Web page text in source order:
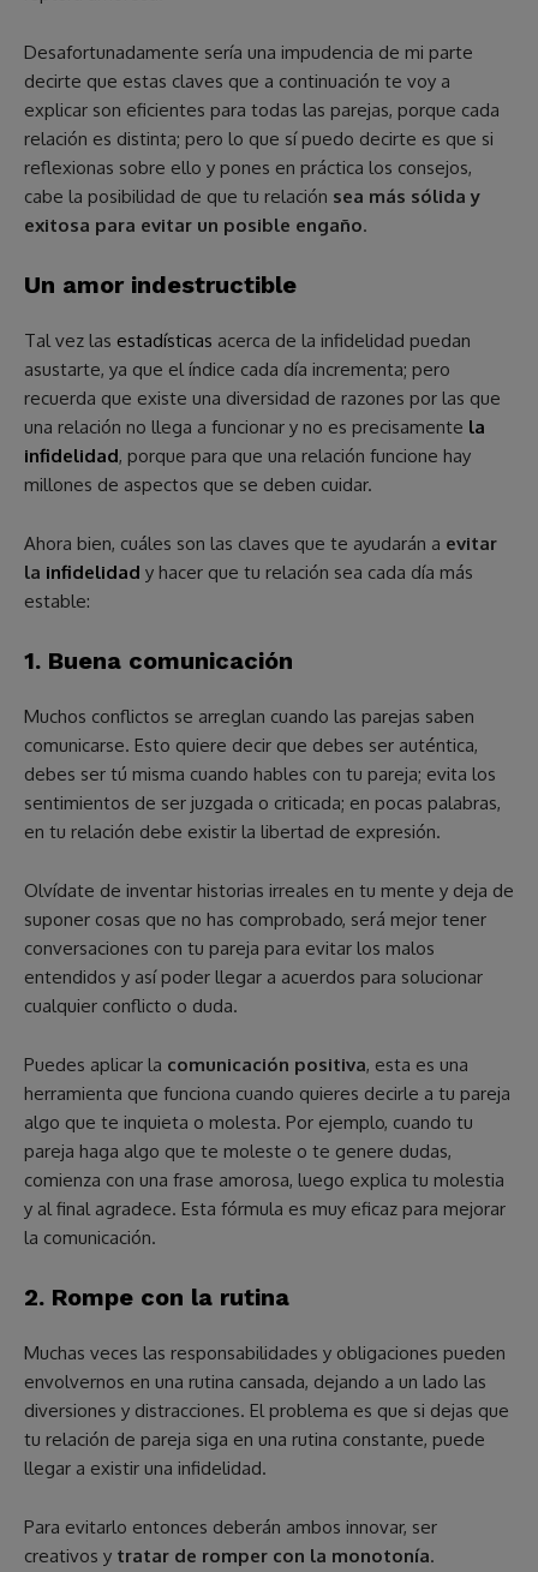
Desafortunadamente sería una impudencia de mi parte
decirte que estas claves que a continuación te voy a
explicar son eficientes para todas las parejas, porque cada
relación es distinta; pero lo que sí puedo decirte es que si
reflexionas sobre ello y pones en práctica los consejos,
cabe la posibilidad de que tu relación sea más sólida y
exitosa para evitar un posible engaño.
Un amor indestructible
Tal vez las estadísticas acerca de la infidelidad puedan
asustarte, ya que el índice cada día incrementa; pero
recuerda que existe una diversidad de razones por las que
una relación no llega a funcionar y no es precisamente la
infidelidad, porque para que una relación funcione hay
millones de aspectos que se deben cuidar.
Ahora bien, cuáles son las claves que te ayudarán a evitar
la infidelidad y hacer que tu relación sea cada día más
estable:
1. Buena comunicación
Muchos conflictos se arreglan cuando las parejas saben
comunicarse. Esto quiere decir que debes ser auténtica,
debes ser tú misma cuando hables con tu pareja; evita los
sentimientos de ser juzgada o criticada; en pocas palabras,
en tu relación debe existir la libertad de expresión.
Olvídate de inventar historias irreales en tu mente y deja de
suponer cosas que no has comprobado, será mejor tener
conversaciones con tu pareja para evitar los malos
entendidos y así poder llegar a acuerdos para solucionar
cualquier conflicto o duda.
Puedes aplicar la comunicación positiva, esta es una
herramienta que funciona cuando quieres decirle a tu pareja
algo que te inquieta o molesta. Por ejemplo, cuando tu
pareja haga algo que te moleste o te genere dudas,
comienza con una frase amorosa, luego explica tu molestia
y al final agradece. Esta fórmula es muy eficaz para mejorar
la comunicación.
2. Rompe con la rutina
Muchas veces las responsabilidades y obligaciones pueden
envolvernos en una rutina cansada, dejando a un lado las
diversiones y distracciones. El problema es que si dejas que
tu relación de pareja siga en una rutina constante, puede
llegar a existir una infidelidad.
Para evitarlo entonces deberán ambos innovar, ser
creativos y tratar de romper con la monotonía.